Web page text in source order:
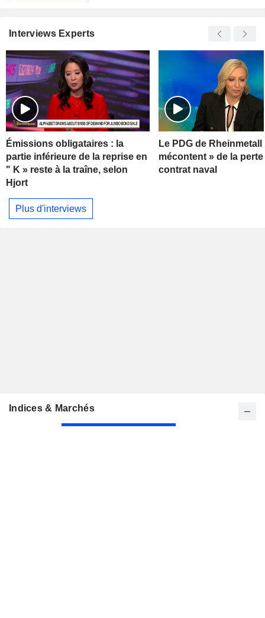
Interviews Experts
Émissions obligataires : la
partie inférieure de la reprise en
" K » reste à la traîne, selon
Hjort
Le PDG de
mécontent » de la
contrat naval
Plus d'interviews
Indices & Marchés